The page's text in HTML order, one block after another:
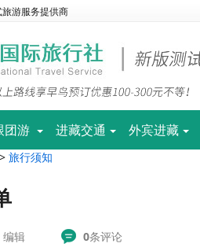
游服务提供商
团游 进藏交通 外宾进藏
> 旅行须知
辑 0条评论